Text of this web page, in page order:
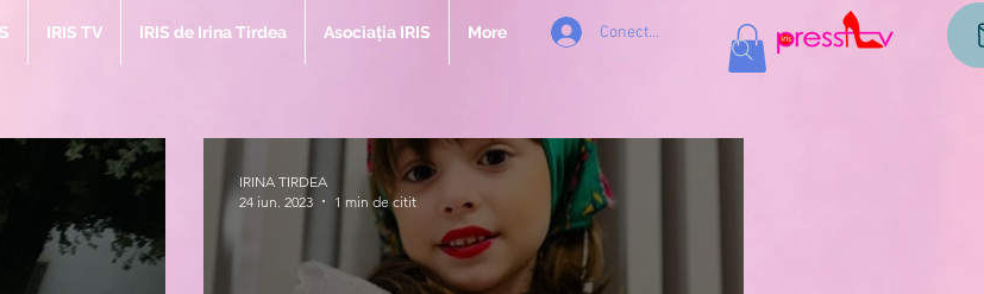
IRIS TV IRIS de Irina Tirdea Asociația IRIS More Conectează-te
Blog
IRINA TIRDEA
24 iun. 2023
1 min de citit